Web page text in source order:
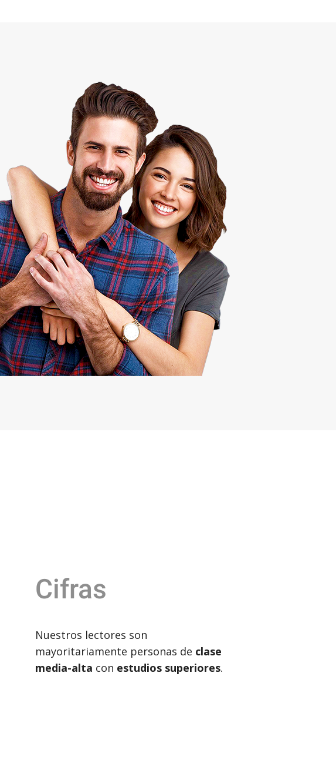
Cifras
Nuestros lectores son
mayoritariamente personas de clase
media-alta con estudios superiores.